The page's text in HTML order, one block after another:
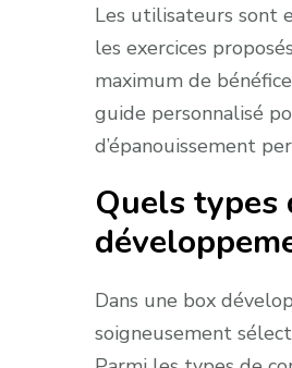
Les utilisateurs sont
les exercices
maximum de
guide personnalisé
d’épanouissement
Quels types
Dans une box
soigneusement